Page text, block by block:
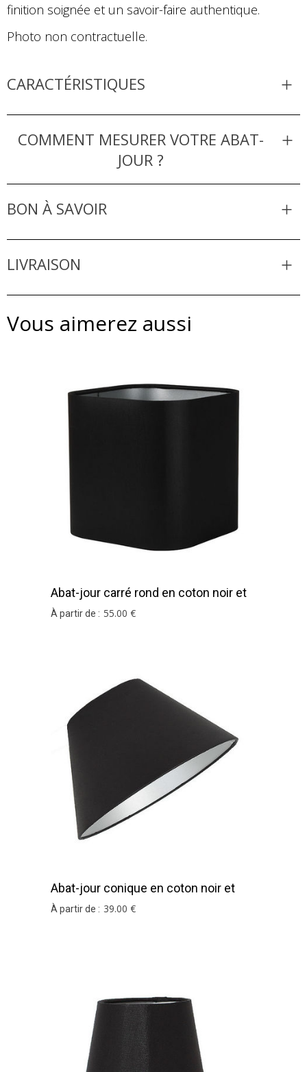
finition soignée et un savoir-faire authentique.
Photo non contractuelle.
CARACTÉRISTIQUES
COMMENT MESURER VOTRE ABAT-
JOUR ?
BON À SAVOIR
LIVRAISON
Vous aimerez aussi
Abat-jour carré rond en coton noir et
argent
À partir de : 55.00 €
Abat-jour conique en coton noir et
argent
À partir de : 39.00 €